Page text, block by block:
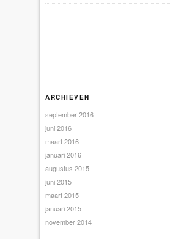
ARCHIEVEN
september 2016
juni 2016
maart 2016
januari 2016
augustus 2015
juni 2015
maart 2015
januari 2015
november 2014